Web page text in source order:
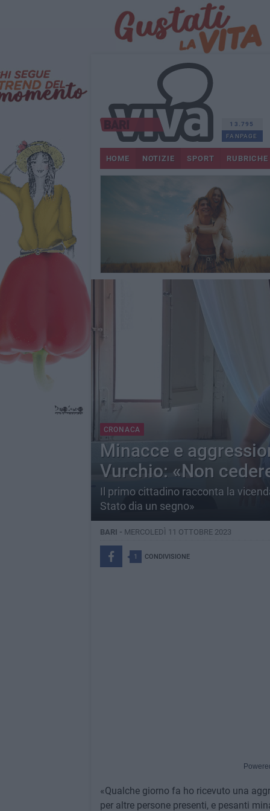
13.795
FANPAGE
HOME NOTIZIE SPORT RUBRICHE
CRONACA
Minacce e
Vurchio: «Non
Il primo cittadino racconta la
Stato dia un segno»
BARI - MERCOLEDÌ 11 OTTOBRE 2023
1 CONDIVISIONE
«Qualche giorno fa ho ricevuto una
per altre persone presenti, e pesanti